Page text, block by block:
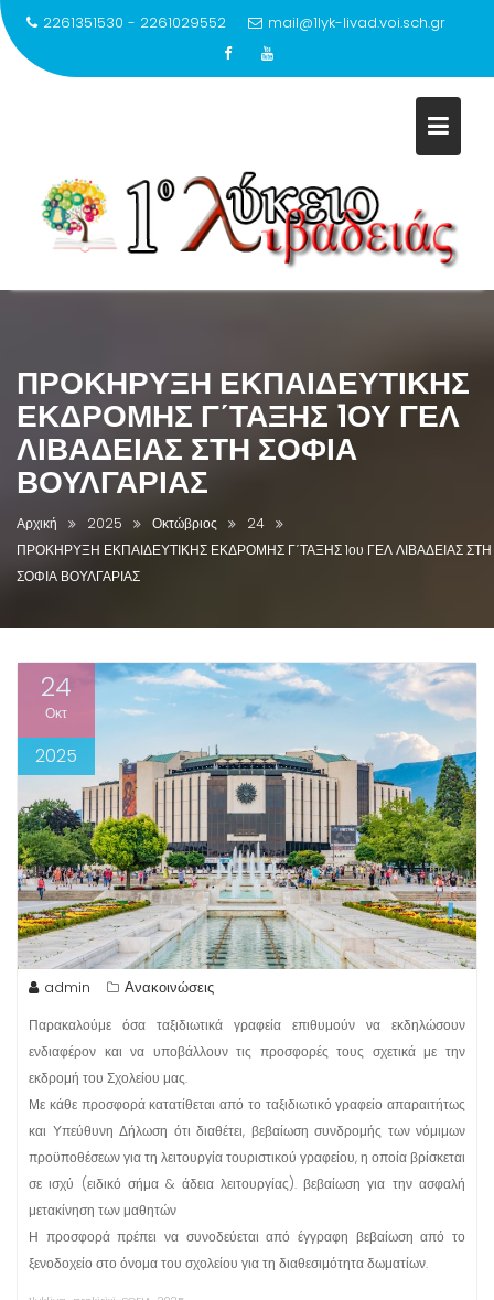
2261351530 - 2261029552 mail@1lyk-livad.voi.sch.gr
ΠΡΟΚΗΡΥΞΗ ΕΚΠΑΙΔΕΥΤΙΚΗΣ
ΕΚΔΡΟΜΗΣ Γ΄ΤΑΞΗΣ 1ΟΥ ΓΕΛ
ΛΙΒΑΔΕΙΑΣ ΣΤΗ ΣΟΦΙΑ
ΒΟΥΛΓΑΡΙΑΣ
Αρχική 2025 Οκτώβριος
24
ΠΡΟΚΗΡΥΞΗ ΕΚΠΑΙΔΕΥΤΙΚΗΣ ΕΚΔΡΟΜΗΣ Γ΄ΤΑΞΗΣ 1ου ΓΕΛ ΛΙΒΑΔΕΙΑΣ ΣΤΗ
ΣΟΦΙΑ ΒΟΥΛΓΑΡΙΑΣ
24
Οκτ
2025
admin Ανακοινώσεις
Παρακαλούμε όσα ταξιδιωτικά γραφεία επιθυμούν να εκδηλώσουν
ενδιαφέρον και να υποβάλλουν τις προσφορές τους σχετικά με την
εκδρομή του Σχολείου μας.
Με κάθε προσφορά κατατίθεται από το ταξιδιωτικό γραφείο απαραιτήτως
και Υπεύθυνη Δήλωση ότι διαθέτει, βεβαίωση συνδρομής των νόμιμων
προϋποθέσεων για τη λειτουργία τουριστικού γραφείου, η οποία βρίσκεται
σε ισχύ (ειδικό σήμα & άδεια λειτουργίας). βεβαίωση για την ασφαλή
μετακίνηση των μαθητών
Η προσφορά πρέπει να συνοδεύεται από έγγραφη βεβαίωση από το
ξενοδοχείο στο όνομα του σχολείου για τη διαθεσιμότητα δωματίων.